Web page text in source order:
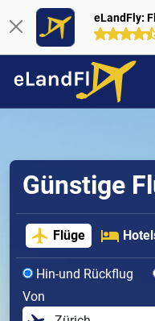
eLandFly:
Günstige
Flüge
Hin-und Rückflug
Von